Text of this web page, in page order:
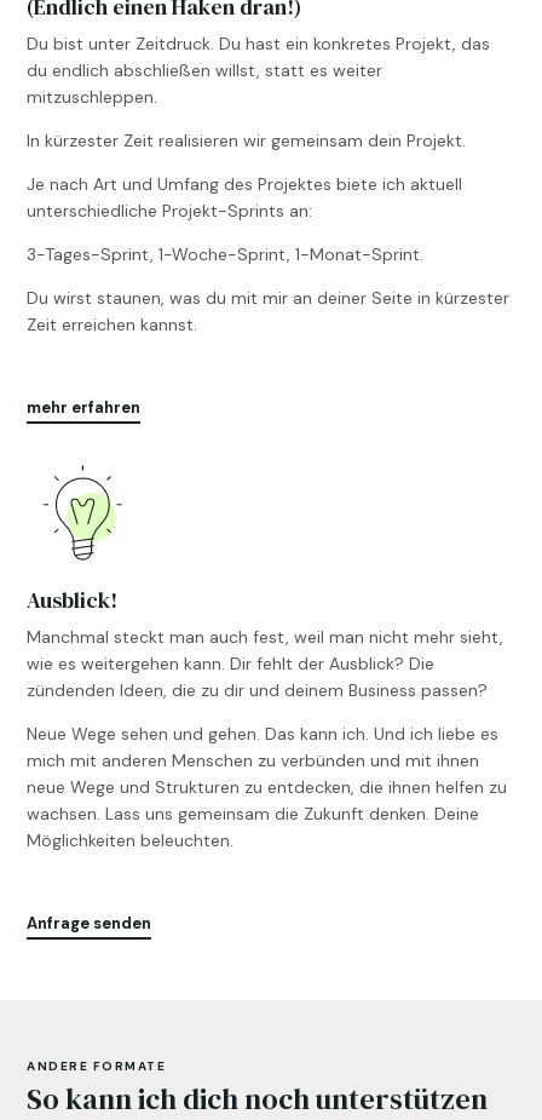
(Endlich einen Haken dran!)
Du bist unter Zeitdruck. Du hast ein konkretes Projekt, das
du endlich abschließen willst, statt es weiter
mitzuschleppen.
In kürzester Zeit realisieren wir gemeinsam dein Projekt.
Je nach Art und Umfang des Projektes biete ich aktuell
unterschiedliche Projekt-Sprints an:
3-Tages-Sprint, 1-Woche-Sprint, 1-Monat-Sprint.
Du wirst staunen, was du mit mir an deiner Seite in kürzester
Zeit erreichen kannst.
mehr erfahren
Ausblick!
Manchmal steckt man auch fest, weil man nicht mehr sieht,
wie es weitergehen kann. Dir fehlt der Ausblick? Die
zündenden Ideen, die zu dir und deinem Business passen?
Neue Wege sehen und gehen. Das kann ich. Und ich liebe es
mich mit anderen Menschen zu verbünden und mit ihnen
neue Wege und Strukturen zu entdecken, die ihnen helfen zu
wachsen. Lass uns gemeinsam die Zukunft denken. Deine
Möglichkeiten beleuchten.
Anfrage senden
ANDERE FORMATE
So kann ich dich noch unterstützen